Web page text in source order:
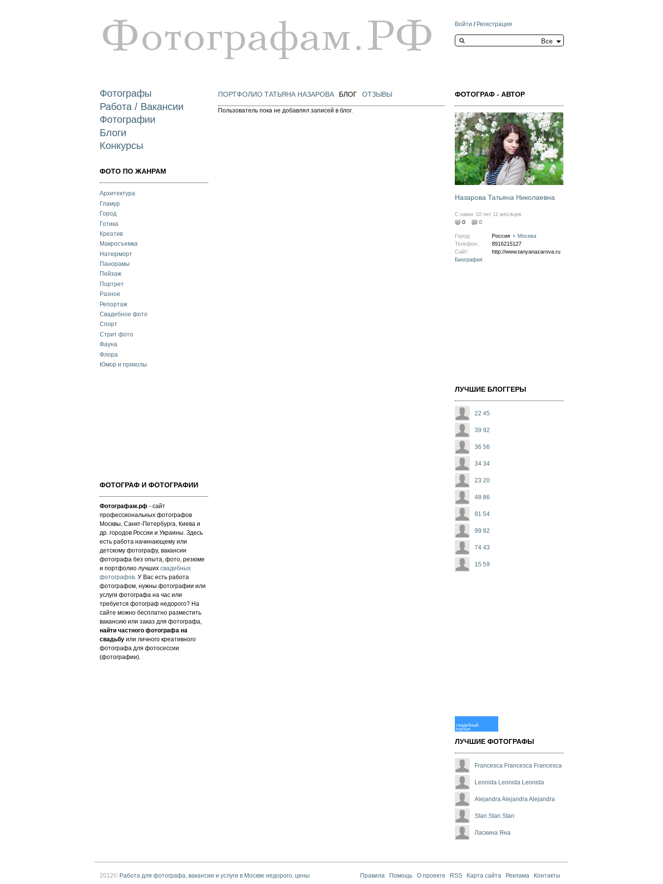
Войти / Регистрация
Search this site
Фотографы
Работа / Вакансии
Фотографии
Блоги
Конкурсы
ФОТО ПО ЖАНРАМ
Архитектура
Гламур
Город
Готика
Креатив
Макросъемка
Натюрморт
Панорамы
Пейзаж
Портрет
Разное
Репортаж
Свадебное фото
Спорт
Стрит фото
Фауна
Флора
Юмор и приколы
ФОТОГРАФ И ФОТОГРАФИИ
Фотографам.рф - сайт
профессиональных фотографов
Москвы, Санкт-Петербурга, Киева и
др. городов России и Украины. Здесь
есть работа начинающему или
детскому фотографу, вакансии
фотографа без опыта, фото, резюме
и портфолио лучших свадебных
фотографов. У Вас есть работа
фотографом, нужны фотографии или
услуги фотографа на час или
требуется фотограф недорого? На
сайте можно бесплатно разместить
вакансию или заказ для фотографа,
найти частного фотографа на
свадьбу или личного креативного
фотографа для фотосессии
(фотографии).
ПОРТФОЛИО ТАТЬЯНА НАЗАРОВА БЛОГ ОТЗЫВЫ
Пользователь пока не добавлял записей в блог.
ФОТОГРАФ - АВТОР
Назарова Татьяна Николаевна
С нами 10 лет 11 месяцев
0
0
Город: Россия › Москва
Телефон:
8916215127
Сайт:
http://www.tanyanazarova.ru
Биография
ЛУЧШИЕ БЛОГГЕРЫ
22 45
39 92
36 56
34 34
23 20
48 86
91 54
99 82
74 43
15 59
свадебный
портал
ЛУЧШИЕ ФОТОГРАФЫ
Francesca Francesca Francesca
Leonida Leonida Leonida
Alejandra Alejandra Alejandra
Stan Stan Stan
Ласкина Яна
2012© Работа для фотографа, вакансии и услуги в Москве недорого, цены Правила Помощь О проекте RSS Карта сайта Реклама Контакты